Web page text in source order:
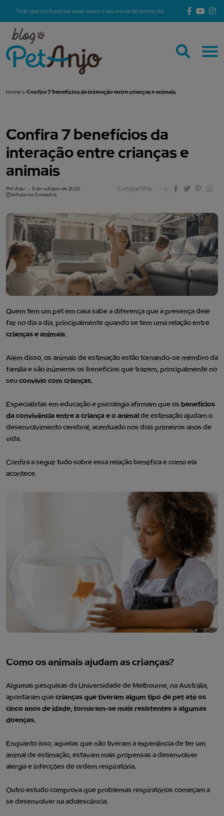
Tudo que você precisa saber sobre o seu animal de estimação
Home » Confira 7 benefícios da interação entre crianças e animais
Confira 7 benefícios da
interação entre crianças e
animais
Pet Anjo
11 de outubro de 2022
leitura em 5 minutos
Compartilhe
Quem tem um pet em casa sabe a diferença que a presença dele
faz no dia a dia, principalmente quando se tem uma relação entre
crianças e animais.
Além disso, os animais de estimação estão tornando-se membro da
família e são inúmeros os benefícios que trazem, principalmente no
seu convívio com crianças.
Especialistas em educação e psicologia afirmam que os benefícios
da convivência entre a criança e o animalde estimação ajudam o
desenvolvimento cerebral, acentuado nos dois primeiros anos de
vida.
Confira a seguir tudo sobre essa relação benéfica e como ela
acontece.
Como os animais ajudam as crianças?
Algumas pesquisas da Universidade de Melbourne, na Austrália,
apontaram quecrianças que tiveram algum tipo de pet até os
cinco anos de idade, tornaram-se mais resistentes a algumas
doenças.
Enquanto isso, aquelas que não tiveram a experiência de ter um
animal de estimação, estavam mais propensas a desenvolver
alergia e infecções de ordem respiratória.
Outro estudo comprova que problemas respiratórios começam a
se desenvolver na adolescência.